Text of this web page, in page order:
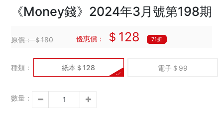
《Money錢》2024年3月號第198期
原價：＄180 優惠價： ＄128 71折
種類： 紙本＄128 電子＄99
數量：